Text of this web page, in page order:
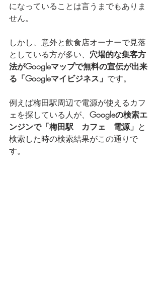
になっていることは言うまでもありま
せん。
しかし、意外と飲食店オーナーで見落
としている方が多い、 穴場的な集客方
法がGoogleマップで無料の宣伝が出来
る「Googleマイビジネス」 です。
例えば梅田駅周辺で電源が使えるカフ
ェを探している人が、 Googleの検索エ
ンジンで「梅田駅　カフェ　電源」 と
検索した時の検索結果がこの通りで
す。